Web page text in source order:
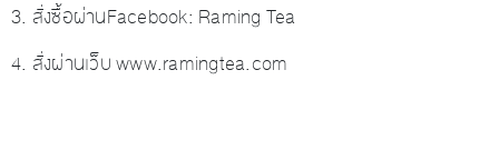
3. สั่งซื้อผ่านFacebook: Raming Tea
4. สั่งผ่านเว็บ www.ramingtea.com